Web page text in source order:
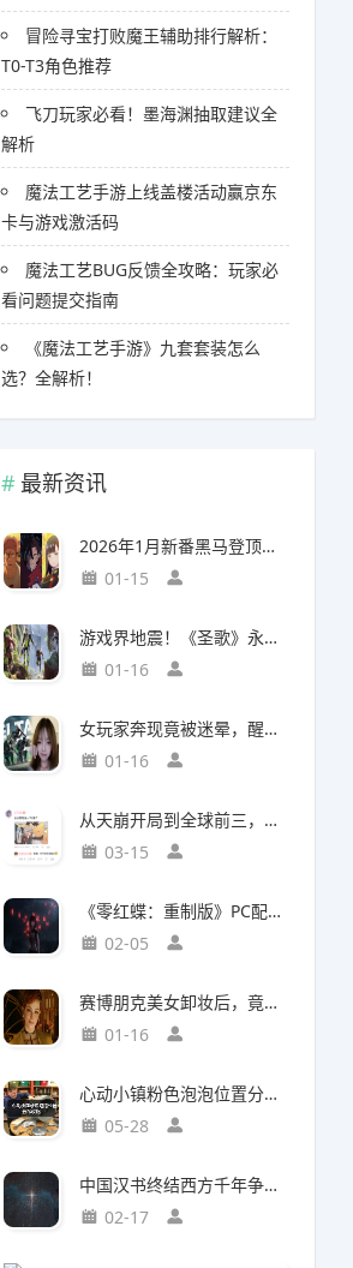
冒险寻宝打败魔王辅助排行解析：
T0-T3角色推荐
飞刀玩家必看！墨海渊抽取建议全
解析
魔法工艺手游上线盖楼活动赢京东
卡与游戏激活码
魔法工艺BUG反馈全攻略：玩家必
看问题提交指南
《魔法工艺手游》九套套装怎么
选？全解析！
最新资讯
2026年1月新番黑马登顶，竟然力压《咒术回战》拿下第一
01-15
游戏界地震！《圣歌》永久停服，《生化9》海报震撼亮相
01-16
女玩家奔现竟被迷晕，醒来后价值千万的游戏装备不翼而飞
01-16
从天崩开局到全球前三，这还是我认识的“少前2”？
03-15
《零红蝶：重制版》PC配置公开：推荐配置RTX2060 1080p/30帧
02-05
赛博朋克美女卸妆后，竟然比浓妆时更惊艳？
01-16
心动小镇粉色泡泡位置分布攻略
05-28
中国汉书终结西方千年争吵：伯利恒之星是真实存在
02-17